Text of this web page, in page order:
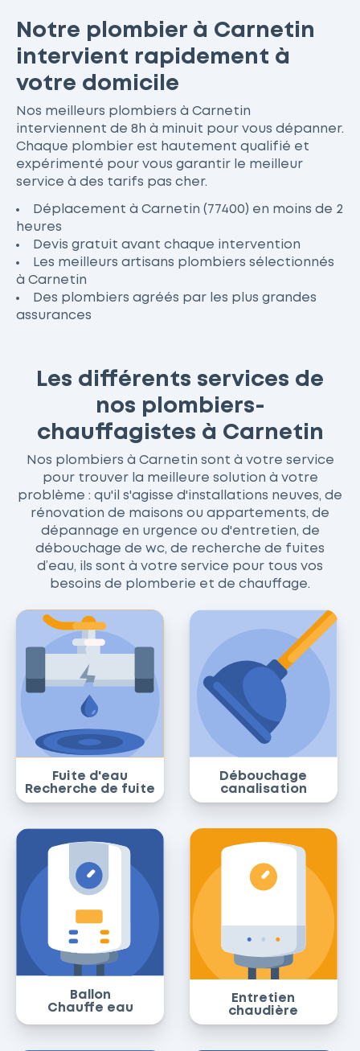
Notre plombier à Carnetin
intervient rapidement à
votre domicile
Nos meilleurs plombiers à Carnetin
interviennent de 8h à minuit pour vous dépanner.
Chaque plombier est hautement qualifié et
expérimenté pour vous garantir le meilleur
service à des tarifs pas cher.
Déplacement à Carnetin (77400) en moins de 2
heures
Devis gratuit avant chaque intervention
Les meilleurs artisans plombiers sélectionnés
à Carnetin
Des plombiers agréés par les plus grandes
assurances
Les différents services de
nos plombiers-
chauffagistes à Carnetin
Nos plombiers à Carnetin sont à votre service
pour trouver la meilleure solution à votre
problème : qu'il s'agisse d'installations neuves, de
rénovation de maisons ou appartements, de
dépannage en urgence ou d'entretien, de
débouchage de wc, de recherche de fuites
d’eau, ils sont à votre service pour tous vos
besoins de plomberie et de chauffage.
Fuite d'eau
Recherche de fuite
Débouchage
canalisation
Ballon
Chauffe eau
Entretien
chaudière